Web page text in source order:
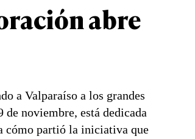
abre
a Valparaíso a los grandes
de noviembre, está dedicada
cómo partió la iniciativa que